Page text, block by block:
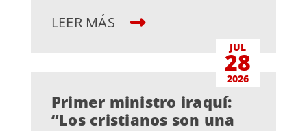
LEER MÁS
JUL
28
2026
Primer ministro iraquí:
“Los cristianos son una